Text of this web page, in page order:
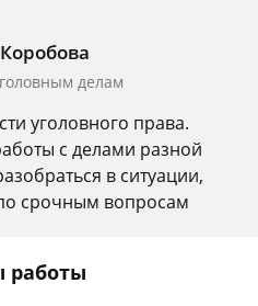
делам
уголовного права.
с делами разной
в ситуации,
срочным вопросам
работы